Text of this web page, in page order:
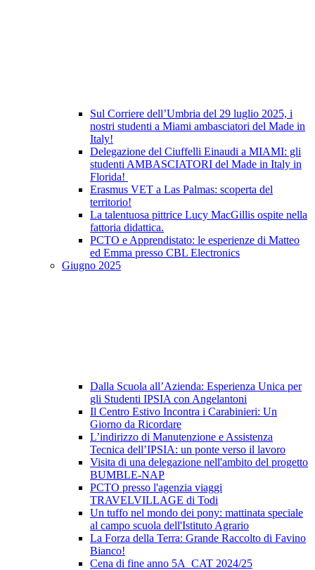
Sul Corriere dell’Umbria del 29 luglio 2025, i
nostri studenti a Miami ambasciatori del Made in
Italy!
Delegazione del Ciuffelli Einaudi a MIAMI: gli
studenti AMBASCIATORI del Made in Italy in
Florida!
Erasmus VET a Las Palmas: scoperta del
territorio!
La talentuosa pittrice Lucy MacGillis ospite nella
fattoria didattica.
PCTO e Apprendistato: le esperienze di Matteo
ed Emma presso CBL Electronics
Giugno 2025
Dalla Scuola all’Azienda: Esperienza Unica per
gli Studenti IPSIA con Angelantoni
Il Centro Estivo Incontra i Carabinieri: Un
Giorno da Ricordare
L’indirizzo di Manutenzione e Assistenza
Tecnica dell’IPSIA: un ponte verso il lavoro
Visita di una delegazione nell'ambito del progetto
BUMBLE-NAP
PCTO presso l'agenzia viaggi
TRAVELVILLAGE di Todi
Un tuffo nel mondo dei pony: mattinata speciale
al campo scuola dell'Istituto Agrario
La Forza della Terra: Grande Raccolto di Favino
Bianco!
Cena di fine anno 5A_CAT 2024/25